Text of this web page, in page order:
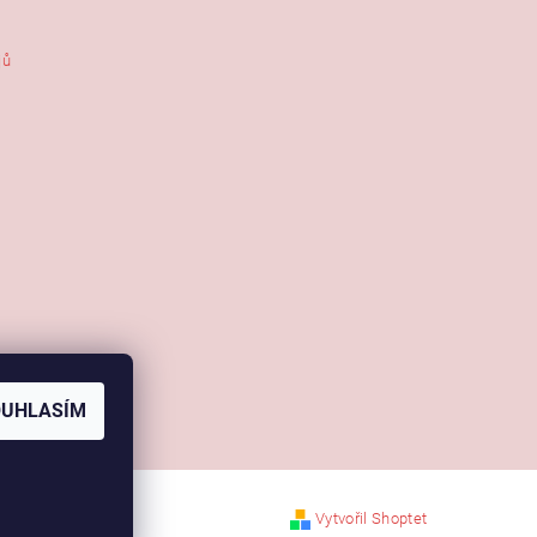
Vytvořil Shoptet